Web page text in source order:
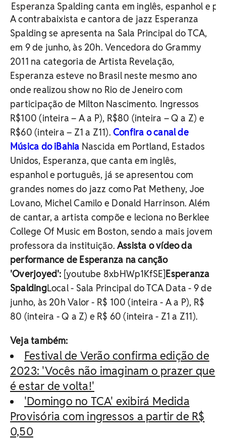
Esperanza Spalding canta em inglês, espanhol e
A contrabaixista e cantora de jazz Esperanza
Spalding se apresenta na Sala Principal do TCA,
em 9 de junho, às 20h. Vencedora do Grammy
2011 na categoria de Artista Revelação,
Esperanza esteve no Brasil neste mesmo ano
onde realizou show no Rio de Jeneiro com
participação de Milton Nascimento. Ingressos
R$100 (inteira – A a P), R$80 (inteira – Q a Z) e
R$60 (inteira – Z1 a Z11). Confira o canal de
Música do iBahia Nascida em Portland, Estados
Unidos, Esperanza, que canta em inglês,
espanhol e português, já se apresentou com
grandes nomes do jazz como Pat Metheny, Joe
Lovano, Michel Camilo e Donald Harrinson. Além
de cantar, a artista compõe e leciona no Berklee
College Of Music em Boston, sendo a mais jovem
professora da instituição. Assista o vídeo da
performance de Esperanza na canção
'Overjoyed': [youtube 8xbHWp1KfSE]Esperanza
SpaldingLocal - Sala Principal do TCA Data - 9 de
junho, às 20h Valor - R$ 100 (inteira - A a P), R$
80 (inteira - Q a Z) e R$ 60 (inteira - Z1 a Z11).
Veja também:
Festival de Verão confirma edição de
2023: 'Vocês não imaginam o prazer que
é estar de volta!'
'Domingo no TCA' exibirá Medida
Provisória com ingressos a partir de R$
0,50